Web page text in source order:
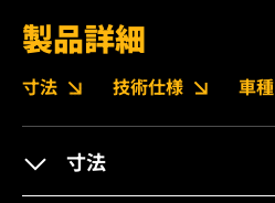
製品詳細
寸法 技術仕様 車種
寸法